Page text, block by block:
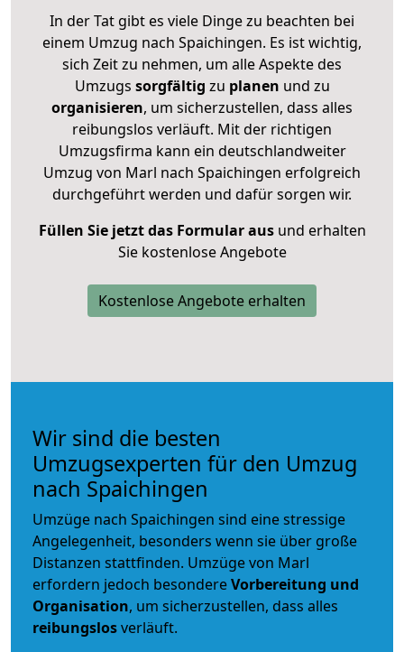
In der Tat gibt es viele Dinge zu beachten bei
einem Umzug nach Spaichingen. Es ist wichtig,
sich Zeit zu nehmen, um alle Aspekte des
Umzugs sorgfältig zu planen und zu
organisieren, um sicherzustellen, dass alles
reibungslos verläuft. Mit der richtigen
Umzugsfirma kann ein deutschlandweiter
Umzug von Marl nach Spaichingen erfolgreich
durchgeführt werden und dafür sorgen wir.
Füllen Sie jetzt das Formular ausund erhalten
Sie kostenlose Angebote
Kostenlose Angebote erhalten
Wir sind die besten
Umzugsexperten für den Umzug
nach Spaichingen
Umzüge nach Spaichingen sind eine stressige
Angelegenheit, besonders wenn sie über große
Distanzen stattfinden. Umzüge von Marl
erfordern jedoch besondereVorbereitung und
Organisation, um sicherzustellen, dass alles
reibungslosverläuft.